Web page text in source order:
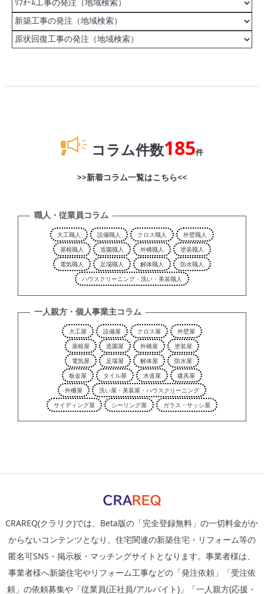
コラム件数185件
>>新着コラム一覧はこちら<<
職人・従業員コラム
大工職人 設備職人 クロス職人
外壁職人
屋根職人
造園職人 外構職人
塗装職人
電気職人
足場職人 解体職人
防水職人
ハウスクリーニング・洗い・美装職人
一人親方・個人事業主コラム
大工屋 設備屋 クロス屋
外壁屋
屋根屋
造園屋 外構屋
塗装屋
電気屋
足場屋 解体屋
防水屋
板金屋
タイル屋 水道屋
建具屋
外柵屋
洗い屋・美装屋・ハウスクリーニング
サイディング屋
シーリング屋 ガラス・サッシ屋
CRAREQ(クラリク)では、Beta版の「完全登録無料」の一切料金がか
からないコンテンツとなり、住宅関連の新築住宅・リフォーム等の
匿名可SNS・掲示板・マッチングサイトとなります。事業者様は、
事業者様へ新築住宅やリフォーム工事などの「発注依頼」「受注依
頼」の依頼募集や「従業員(正社員/アルバイト)」「一人親方(応援・